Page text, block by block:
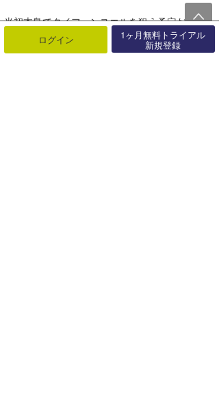
当初本島でタイフーンスエルを狙う予定だった
ログイン 1ヶ月無料トライアル
新規登録